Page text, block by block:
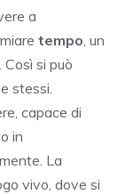
a
tempo , un
si può
stessi.
capace di
in
La
vivo, dove si